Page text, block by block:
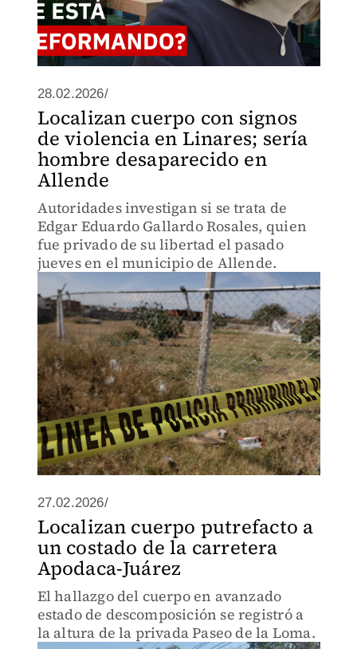
28.02.2026/
Localizan cuerpo con signos
de violencia en Linares; sería
hombre desaparecido en
Allende
Autoridades investigan si se trata de
Edgar Eduardo Gallardo Rosales, quien
fue privado de su libertad el pasado
jueves en el municipio de Allende.
27.02.2026/
Localizan cuerpo putrefacto a
un costado de la carretera
Apodaca-Juárez
El hallazgo del cuerpo en avanzado
estado de descomposición se registró a
la altura de la privada Paseo de la Loma.